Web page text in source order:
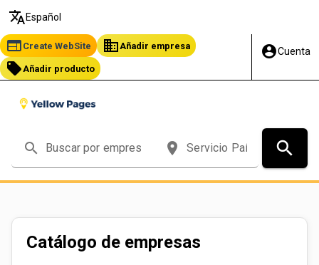
translate Español
web Create WebSite business Añadir empresa
local_offer Añadir producto
account_circleCuenta
search place search
Catálogo de empresas